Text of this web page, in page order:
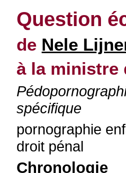
Question
de Nele
à la ministre
spécifique
pornographie
droit pénal
Chronologie